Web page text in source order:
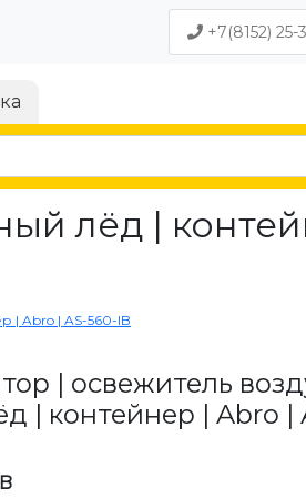
+7(8152) 25-
лёд |
| Abro | AS-560-IB
| освежитель
| контейнер | Abro |